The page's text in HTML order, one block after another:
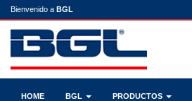
Bienvenido a BGL
HOME BGL PRODUCTOS